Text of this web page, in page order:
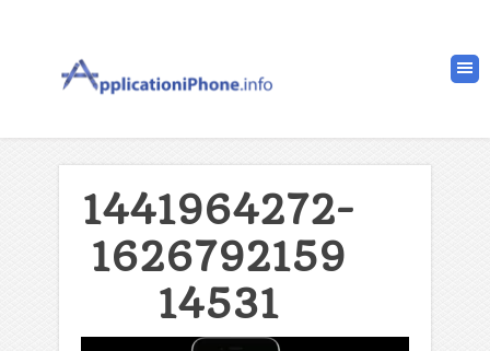
1441964272-
1626792159
14531